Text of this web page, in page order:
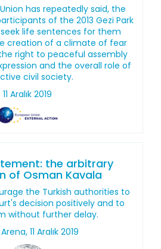
has repeatedly said, the
of the 2013 Gezi Park
life sentences for them
creation of a climate of fear
right to peaceful assembly
and the overall role of
civil society.
11 Aralık 2019
the arbitrary
of Osman Kavala
the Turkish authorities to
decision positively and to
without further delay.
11 Aralık 2019